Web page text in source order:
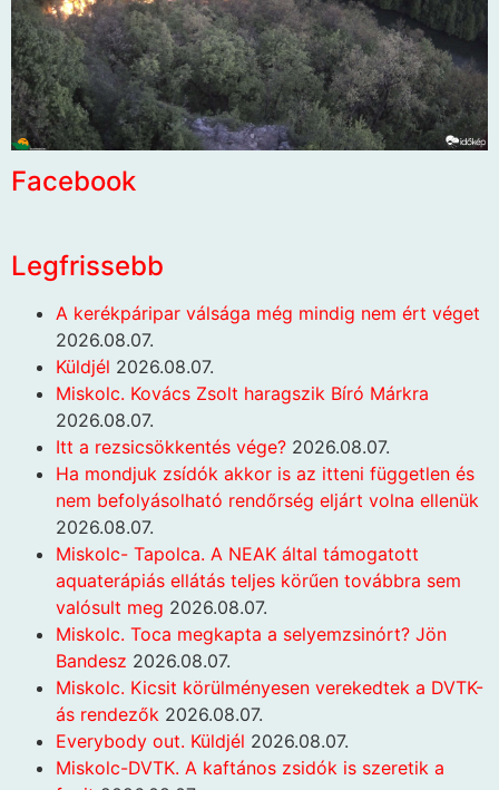
Facebook
Legfrissebb
A kerékpáripar válsága még mindig nem ért véget
2026.08.07.
Küldjél 2026.08.07.
Miskolc. Kovács Zsolt haragszik Bíró Márkra
2026.08.07.
Itt a rezsicsökkentés vége? 2026.08.07.
Ha mondjuk zsídók akkor is az itteni független és
nem befolyásolható rendőrség eljárt volna ellenük
2026.08.07.
Miskolc- Tapolca. A NEAK által támogatott
aquaterápiás ellátás teljes körűen továbbra sem
valósult meg 2026.08.07.
Miskolc. Toca megkapta a selyemzsinórt? Jön
Bandesz 2026.08.07.
Miskolc. Kicsit körülményesen verekedtek a DVTK-
ás rendezők 2026.08.07.
Everybody out. Küldjél 2026.08.07.
Miskolc-DVTK. A kaftános zsidók is szeretik a